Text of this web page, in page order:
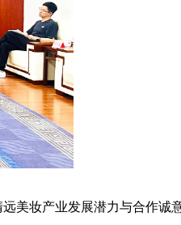
美妆产业发展潜力与合作诚